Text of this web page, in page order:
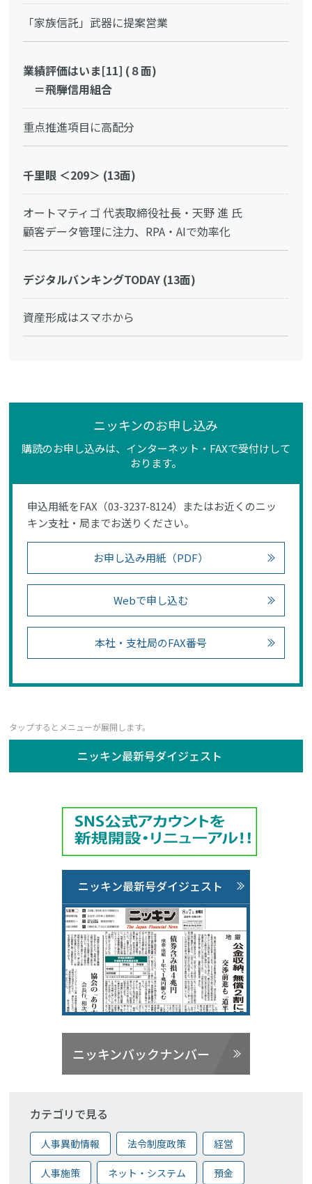
「家族信託」武器に提案営業
業績評価はいま[11] (８面)
＝飛騨信用組合
重点推進項目に高配分
千里眼 ＜209＞ (13面)
オートマティゴ 代表取締役社長・天野 進 氏
顧客データ管理に注力、RPA・AIで効率化
デジタルバンキングTODAY (13面)
資産形成はスマホから
ニッキンのお申し込み
購読のお申し込みは、インターネット・FAXで受付けして
おります。
申込用紙をFAX（03-3237-8124）またはお近くのニッ
キン支社・局までお送りください。
お申し込み用紙（PDF）
Webで申し込む
本社・支社局のFAX番号
ニッキン最新号ダイジェスト
ニッキン最新号ダイジェスト
ニッキンバックナンバー
カテゴリで見る
人事異動情報 法令制度政策 経営
人事施策 ネット・システム 預金